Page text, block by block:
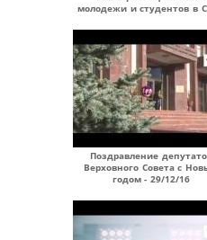
молодежи и студентов в
Поздравление
Верховного Совета с
годом - 29/12/16